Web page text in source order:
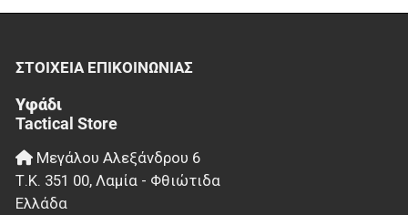
ΣΤΟΙΧΕΊΑ EΠΙΚΟΙΝΩΝΊΑΣ
Υφάδι
Tactical Store
Μεγάλου Αλεξάνδρου 6
Τ.Κ. 351 00, Λαμία - Φθιώτιδα
Ελλάδα